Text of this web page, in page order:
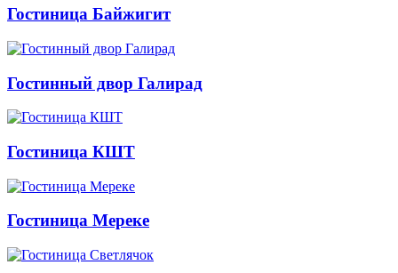
Гостиница Байжигит
Гостинный двор Галирад
Гостиница КШТ
Гостиница Мереке